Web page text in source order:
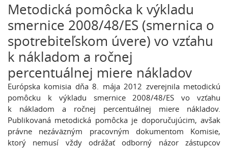
Metodická pomôcka k výkladu
smernice 2008/48/ES (smernica o
spotrebiteľskom úvere) vo vzťahu
k nákladom a ročnej
percentuálnej miere nákladov
Európska komisia dňa 8. mája 2012 zverejnila metodickú
pomôcku k výkladu smernice 2008/48/ES vo vzťahu
k nákladom a ročnej percentuálnej miere nákladov.
Publikovaná metodická pomôcka je doporučujúcim, avšak
právne nezáväzným pracovným dokumentom Komisie,
ktorý nemusí vždy odrážať odborný názor zástupcov